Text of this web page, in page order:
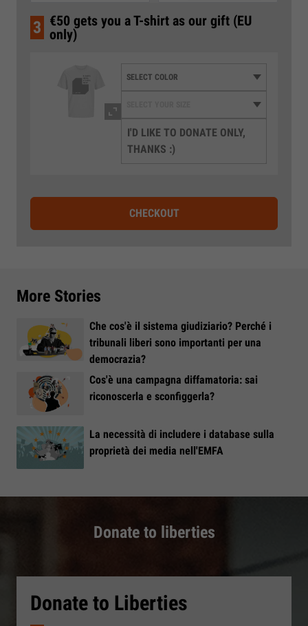
3 €50 gets you a T-shirt as our gift (EU
only)
I'D LIKE TO DONATE ONLY,
THANKS :)
CHECKOUT
More Stories
Che cos'è il sistema giudiziario? Perché i
tribunali liberi sono importanti per una
democrazia?
Cos'è una campagna diffamatoria: sai
riconoscerla e sconfiggerla?
La necessità di includere i database sulla
proprietà dei media nell'EMFA
Donate to liberties
Donate to Liberties